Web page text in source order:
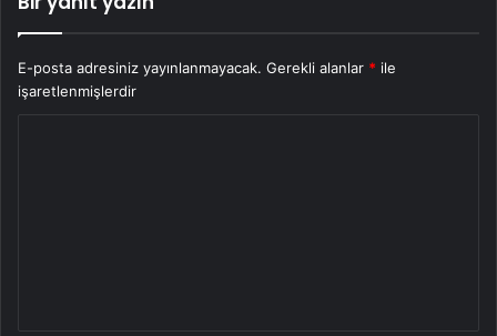
E-posta adresiniz yayınlanmayacak. Gerekli alanlar * ile
işaretlenmişlerdir